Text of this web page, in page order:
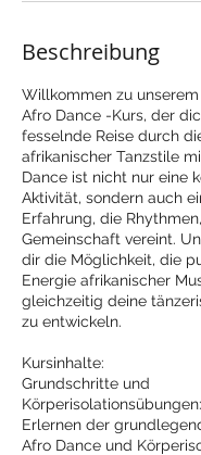
Beschreibung
Willkommen zu
Afro Dance -Kurs, der
fesselnde Reise durch
afrikanischer Tanzstile
Dance ist nicht nur eine
Aktivität, sondern auch
Erfahrung, die
Gemeinschaft vereint.
dir die Möglichkeit, die
Energie afrikanischer
gleichzeitig deine
zu entwickeln.
Kursinhalte:
Grundschritte und
Körperisolationsübungen:
Erlernen der
Afro Dance und